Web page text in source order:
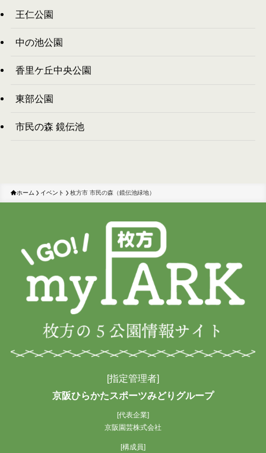
王仁公園
中の池公園
香里ケ丘中央公園
東部公園
市民の森 鏡伝池
ホーム イベント 枚方市 市民の森（鏡伝池緑地）
[指定管理者]
京阪ひらかたスポーツみどりグループ
[代表企業]
京阪園芸株式会社
[構成員]